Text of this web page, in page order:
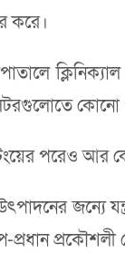
করে।
কোনো
পরেও আর
জন্যে
প্রধান প্রকৌশলী